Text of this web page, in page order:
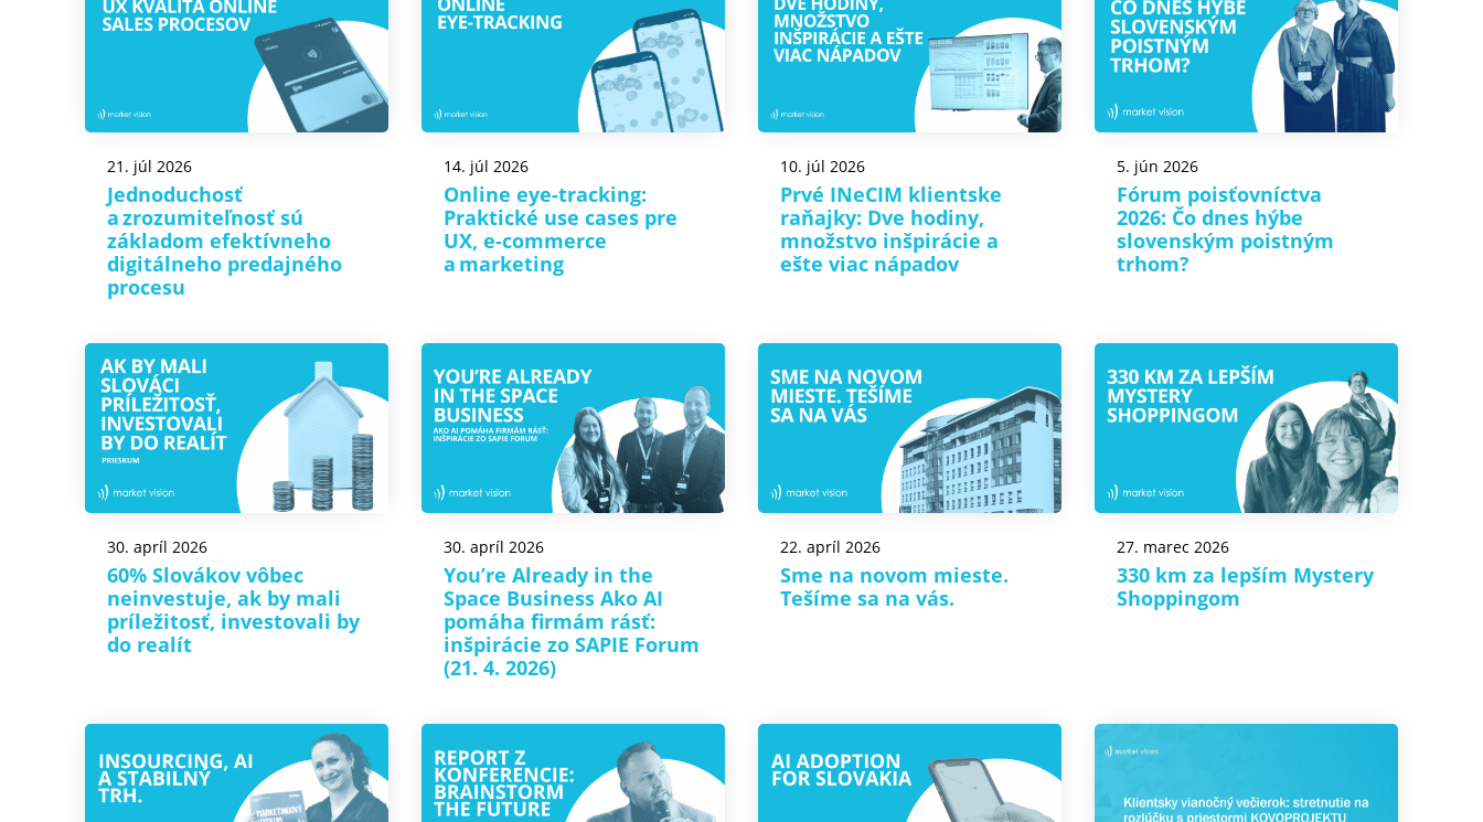
21. júl 2026
Jednoduchosť
a zrozumiteľnosť sú
základom efektívneho
digitálneho predajného
procesu
14. júl 2026
Online eye-tracking:
Praktické use cases pre
UX, e-commerce
a marketing
10. júl 2026
Prvé INeCIM klientske
raňajky: Dve hodiny,
množstvo inšpirácie a
ešte viac nápadov
5. jún 2026
Fórum poisťovníctva
2026: Čo dnes hýbe
slovenským poistným
trhom?
30. apríl 2026
60% Slovákov vôbec
neinvestuje, ak by mali
príležitosť, investovali by
do realít
30. apríl 2026
You’re Already in the
Space Business Ako AI
pomáha firmám rásť:
inšpirácie zo SAPIE Forum
(21. 4. 2026)
22. apríl 2026
Sme na novom mieste.
Tešíme sa na vás.
27. marec 2026
330 km za lepším Mystery
Shoppingom